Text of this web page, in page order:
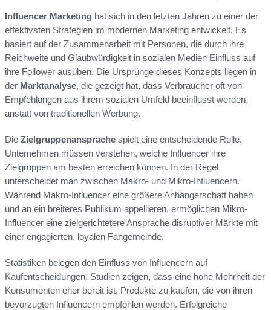
Influencer Marketing hat sich in den letzten Jahren zu einer der
effektivsten Strategien im modernen Marketing entwickelt. Es
basiert auf der Zusammenarbeit mit Personen, die durch ihre
Reichweite und Glaubwürdigkeit in sozialen Medien Einfluss auf
ihre Follower ausüben. Die Ursprünge dieses Konzepts liegen in
der Marktanalyse, die gezeigt hat, dass Verbraucher oft von
Empfehlungen aus ihrem sozialen Umfeld beeinflusst werden,
anstatt von traditionellen Werbung.
Die Zielgruppenansprache spielt eine entscheidende Rolle.
Unternehmen müssen verstehen, welche Influencer ihre
Zielgruppen am besten erreichen können. In der Regel
unterscheidet man zwischen Makro- und Mikro-Influencern.
Während Makro-Influencer eine größere Anhängerschaft haben
und an ein breiteres Publikum appellieren, ermöglichen Mikro-
Influencer eine zielgerichtetere Ansprache disruptiver Märkte mit
einer engagierten, loyalen Fangemeinde.
Statistiken belegen den Einfluss von Influencern auf
Kaufentscheidungen. Studien zeigen, dass eine hohe Mehrheit der
Konsumenten eher bereit ist, Produkte zu kaufen, die von ihren
bevorzugten Influencern empfohlen werden. Erfolgreiche